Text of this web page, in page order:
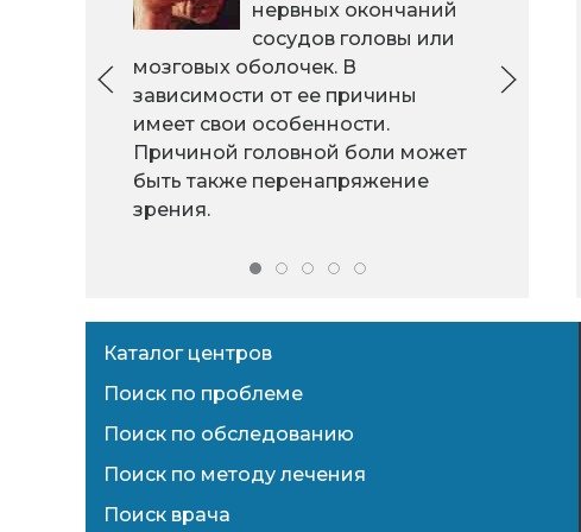
нервных окончаний
сосудов головы или
мозговых оболочек. В
зависимости от ее причины
имеет свои особенности.
Причиной головной боли может
быть также перенапряжение
зрения.
Каталог центров
Поиск по проблеме
Поиск по обследованию
Поиск по методу лечения
Поиск врача